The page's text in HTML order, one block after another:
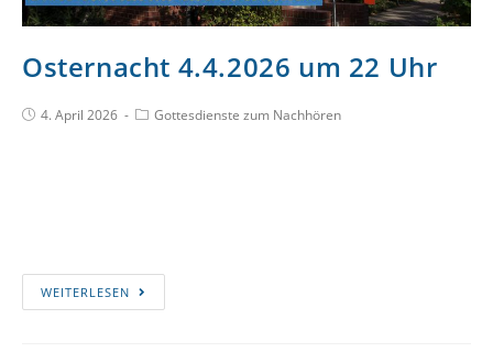
Osternacht 4.4.2026 um 22 Uhr
4. April 2026 Gottesdienste zum Nachhören
WEITERLESEN